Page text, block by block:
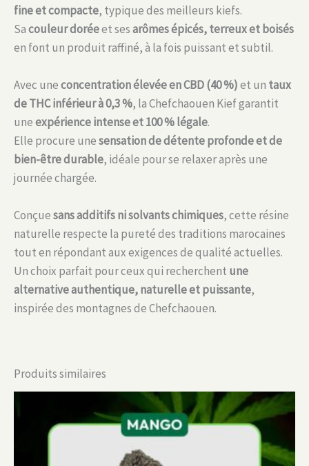
fine et compacte, typique des meilleurs kiefs.
Sacouleur doréeet sesarômes épicés, terreux et boisés
en font un produit raffiné, à la fois puissant et subtil.
Avec uneconcentration élevée en CBD (40 %)et un taux
de THC inférieur à 0,3 %, la Chefchaouen Kief garantit
uneexpérience intense et 100 % légale.
Elle procure unesensation de détente profonde et de
bien-être durable, idéale pour se relaxer après une
journée chargée.
Conçuesans additifs ni solvants chimiques, cette résine
naturelle respecte la pureté des traditions marocaines
tout en répondant aux exigences de qualité actuelles.
Un choix parfait pour ceux qui recherchent une
alternative authentique, naturelle et puissante,
inspirée des montagnes de Chefchaouen.
Produits similaires